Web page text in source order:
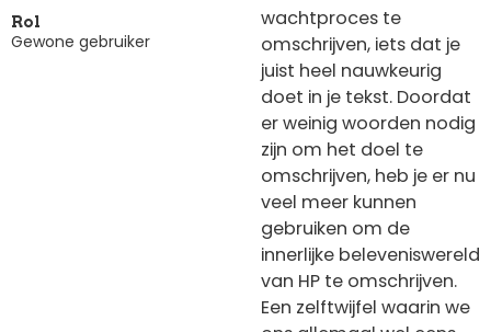
Rol
Gewone gebruiker
wachtproces te
omschrijven, iets dat je
juist heel nauwkeurig
doet in je tekst. Doordat
er weinig woorden nodig
zijn om het doel te
omschrijven, heb je er nu
veel meer kunnen
gebruiken om de
innerlijke beleveniswereld
van HP te omschrijven.
Een zelftwijfel waarin we